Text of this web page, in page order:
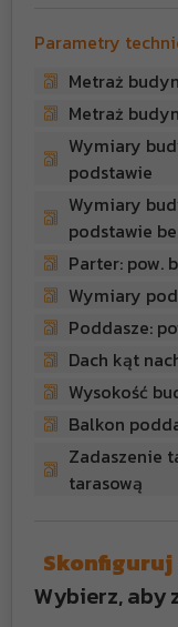
Parametry
Metraż
Metraż
Wymiary
podstawie
Wymiary
podstawie
Parter: pow.
Wymiary
Poddasze:
Dach kąt
Wysokość
Balkon
Zadaszenie
tarasową
Wybierz, aby